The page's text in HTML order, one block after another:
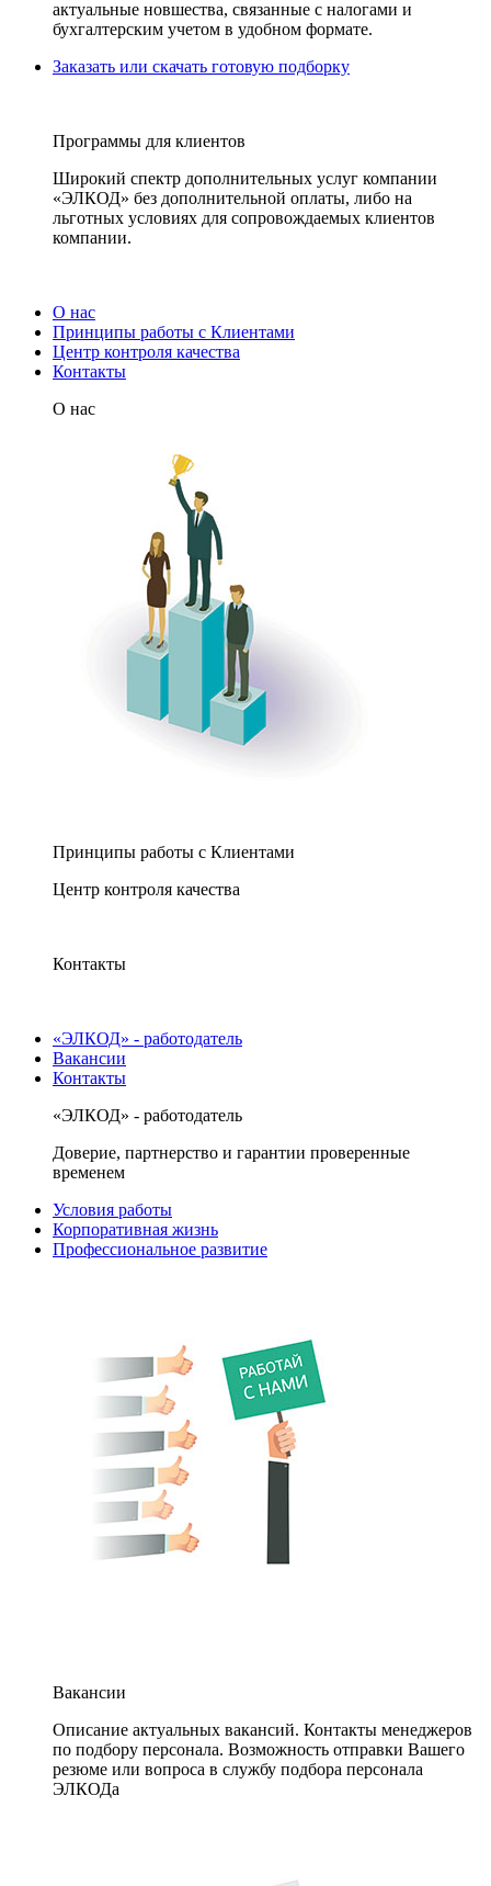
актуальные новшества, связанные с налогами и
бухгалтерским учетом в удобном формате.
Заказать или скачать готовую подборку
Программы для клиентов
Широкий спектр дополнительных услуг компании
«ЭЛКОД» без дополнительной оплаты, либо на
льготных условиях для сопровождаемых клиентов
компании.
О нас
Принципы работы с Клиентами
Центр контроля качества
Контакты
О нас
Принципы работы с Клиентами
Центр контроля качества
Контакты
«ЭЛКОД» - работодатель
Вакансии
Контакты
«ЭЛКОД» - работодатель
Доверие, партнерство и гарантии проверенные
временем
Условия работы
Корпоративная жизнь
Профессиональное развитие
Вакансии
Описание актуальных вакансий. Контакты менеджеров
по подбору персонала. Возможность отправки Вашего
резюме или вопроса в службу подбора персонала
ЭЛКОДа